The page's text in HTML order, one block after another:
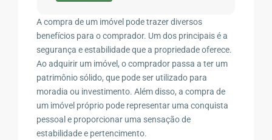
A compra de um imóvel pode trazer diversos
benefícios para o comprador. Um dos principais é a
segurança e estabilidade que a propriedade oferece.
Ao adquirir um imóvel, o comprador passa a ter um
patrimônio sólido, que pode ser utilizado para
moradia ou investimento. Além disso, a compra de
um imóvel próprio pode representar uma conquista
pessoal e proporcionar uma sensação de
estabilidade e pertencimento.